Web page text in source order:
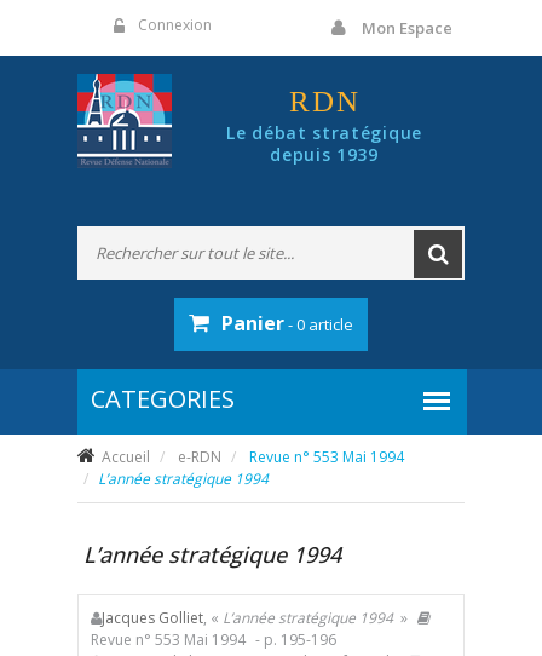
Connexion Mon Espace
RDN
Le débat stratégique
depuis 1939
Panier- 0 article
Accueil e-RDN
Revue n° 553 Mai 1994
L’année stratégique 1994
L’année stratégique 1994
Jacques Golliet, « L’année stratégique 1994»
Revue n° 553 Mai 1994 - p. 195-196